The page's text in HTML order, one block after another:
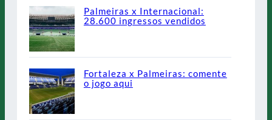
Palmeiras x Internacional:
28.600 ingressos vendidos
Fortaleza x Palmeiras: comente
o jogo aqui